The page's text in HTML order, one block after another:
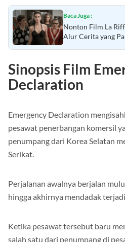
Baca Juga :
Nonton Film La
Alur Cerita yang
Sinopsis Film
Declaration
Emergency Declaration
pesawat penerbangan komersil
penumpang dari Korea Selatan
Serikat.
Perjalanan awalnya berjalan
hingga akhirnya mendadak
Ketika pesawat tersebut baru
salah satu dari penumpang di